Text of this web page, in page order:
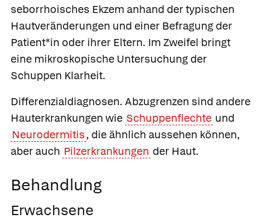
seborrhoisches Ekzem anhand der typischen
Hautveränderungen und einer Befragung der
Patient*in oder ihrer Eltern. Im Zweifel bringt
eine mikroskopische Untersuchung der
Schuppen Klarheit.
Differenzialdiagnosen. Abzugrenzen sind andere
Hauterkrankungen wie Schuppenflechte und
Neurodermitis, die ähnlich aussehen können,
aber auch Pilzerkrankungen der Haut.
Behandlung
Erwachsene